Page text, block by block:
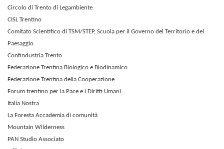
Circolo di Trento di Legambiente
CISL Trentino
Comitato Scientifico di TSM/STEP, Scuola per il Governo del Territorio e del
Paesaggio
Confindustria Trento
Federazione Trentina Biologico e Biodinamico
Federazione Trentina della Cooperazione
Forum trentino per la Pace e i Diritti Umani
Italia Nostra
La Foresta Accademia di comunità
Mountain Wilderness
PAN Studio Associato